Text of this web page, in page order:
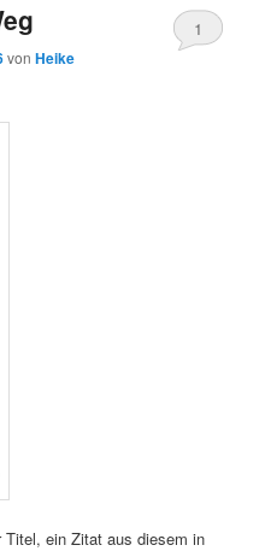
vonHeike
1
Titel, ein Zitat aus diesem in